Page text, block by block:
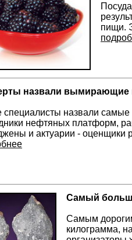
пищи.
назвали вымирающие
специалисты назвали
нефтяных платформ,
и актуарии - оценщики
Самый
Самым
килограмма,